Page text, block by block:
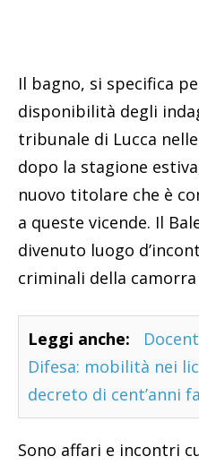
Il bagno, si specifica
disponibilità degli
tribunale di Lucca
dopo la stagione
nuovo titolare che è
a queste vicende. Il
divenuto luogo
criminali della camorra
Leggi anche:
Difesa: mobilità nei
decreto di cent’anni fa
Sono affari e incontri